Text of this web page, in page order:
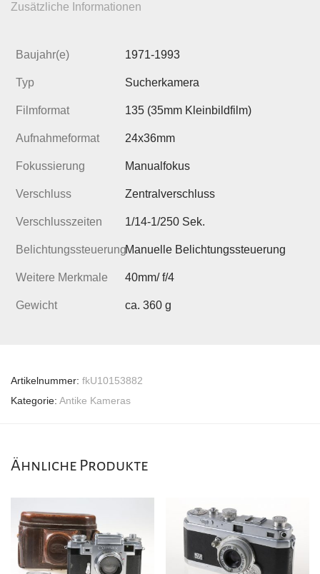
Zusätzliche Informationen
Baujahr(e) 1971-1993
Typ Sucherkamera
Filmformat 135 (35mm Kleinbildfilm)
Aufnahmeformat 24x36mm
Fokussierung Manualfokus
Verschluss Zentralverschluss
Verschlusszeiten 1/14-1/250 Sek.
BelichtungssteuerungManuelle Belichtungssteuerung
Weitere Merkmale 40mm/ f/4
Gewicht ca. 360 g
Artikelnummer: fkU10153882
Kategorie: Antike Kameras
Ähnliche Produkte